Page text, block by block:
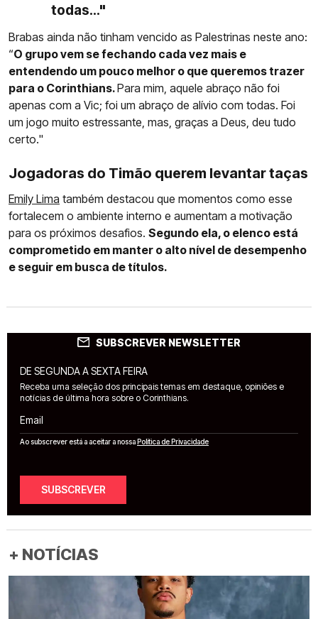
todas..."
Brabas ainda não tinham vencido as Palestrinas neste ano:
“O grupo vem se fechando cada vez mais e
entendendo um pouco melhor o que queremos trazer
para o Corinthians.Para mim, aquele abraço não foi
apenas com a Vic; foi um abraço de alívio com todas. Foi
um jogo muito estressante, mas, graças a Deus, deu tudo
certo."
Jogadoras do Timão querem levantar taças
Emily Lima também destacou que momentos como esse
fortalecem o ambiente interno e aumentam a motivação
para os próximos desafios. Segundo ela, o elenco está
comprometido em manter o alto nível de desempenho
e seguir em busca de títulos.
SUBSCREVER NEWSLETTER
DE SEGUNDA A SEXTA FEIRA
Receba uma seleção dos principais temas em destaque, opiniões e
notícias de última hora sobre o Corinthians.
Email
Ao subscrever está a aceitar a nossaPolítica de Privacidade
SUBSCREVER
+ NOTÍCIAS